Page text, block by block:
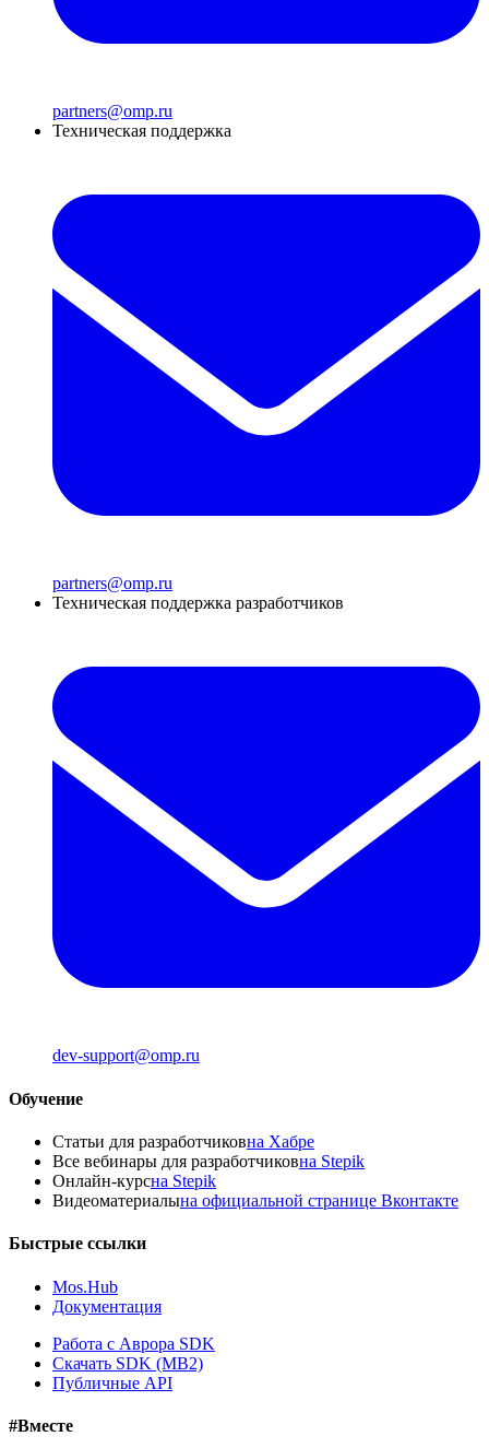
partners@omp.ru
Техническая поддержка
partners@omp.ru
Техническая поддержка разработчиков
dev-support@omp.ru
Обучение
Статьи для разработчиковна Хабре
Все вебинары для разработчиковна Stepik
Онлайн-курсна Stepik
Видеоматериалына официальной странице Вконтакте
Быстрые ссылки
Mos.Hub
Документация
Работа с Аврора SDK
Скачать SDK (MB2)
Публичные API
#Вместе